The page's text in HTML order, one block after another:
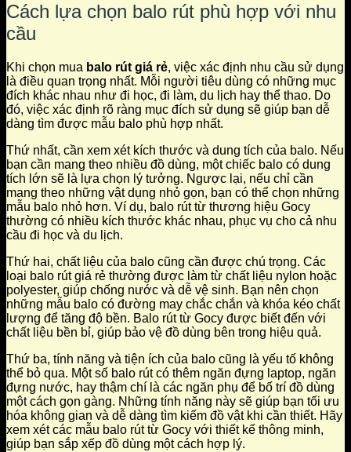
Cách lựa chọn balo rút phù hợp với nhu
cầu
Khi chọn mua balo rút giá rẻ, việc xác định nhu cầu sử dụng
là điều quan trọng nhất. Mỗi người tiêu dùng có những mục
đích khác nhau như đi học, đi làm, du lịch hay thể thao. Do
đó, việc xác định rõ ràng mục đích sử dụng sẽ giúp bạn dễ
dàng tìm được mẫu balo phù hợp nhất.
Thứ nhất, cần xem xét kích thước và dung tích của balo. Nếu
bạn cần mang theo nhiều đồ dùng, một chiếc balo có dung
tích lớn sẽ là lựa chọn lý tưởng. Ngược lại, nếu chỉ cần
mang theo những vật dụng nhỏ gọn, bạn có thể chọn những
mẫu balo nhỏ hơn. Ví dụ, balo rút từ thương hiệu Gocy
thường có nhiều kích thước khác nhau, phục vụ cho cả nhu
cầu đi học và du lịch.
Thứ hai, chất liệu của balo cũng cần được chú trọng. Các
loại balo rút giá rẻ thường được làm từ chất liệu nylon hoặc
polyester, giúp chống nước và dễ vệ sinh. Bạn nên chọn
những mẫu balo có đường may chắc chắn và khóa kéo chất
lượng để tăng độ bền. Balo rút từ Gocy được biết đến với
chất liệu bền bỉ, giúp bảo vệ đồ dùng bên trong hiệu quả.
Thứ ba, tính năng và tiện ích của balo cũng là yếu tố không
thể bỏ qua. Một số balo rút có thêm ngăn đựng laptop, ngăn
đựng nước, hay thậm chí là các ngăn phụ để bố trí đồ dùng
một cách gọn gàng. Những tính năng này sẽ giúp bạn tối ưu
hóa không gian và dễ dàng tìm kiếm đồ vật khi cần thiết. Hãy
xem xét các mẫu balo rút từ Gocy với thiết kế thông minh,
giúp bạn sắp xếp đồ dùng một cách hợp lý.